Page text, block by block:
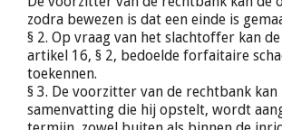
zodra bewezen is dat een einde is
§ 2. Op vraag van het slachtoffer kan
artikel 16, § 2, bedoelde forfaitaire
toekennen.
§ 3. De voorzitter van de rechtbank
samenvatting die hij opstelt, wordt